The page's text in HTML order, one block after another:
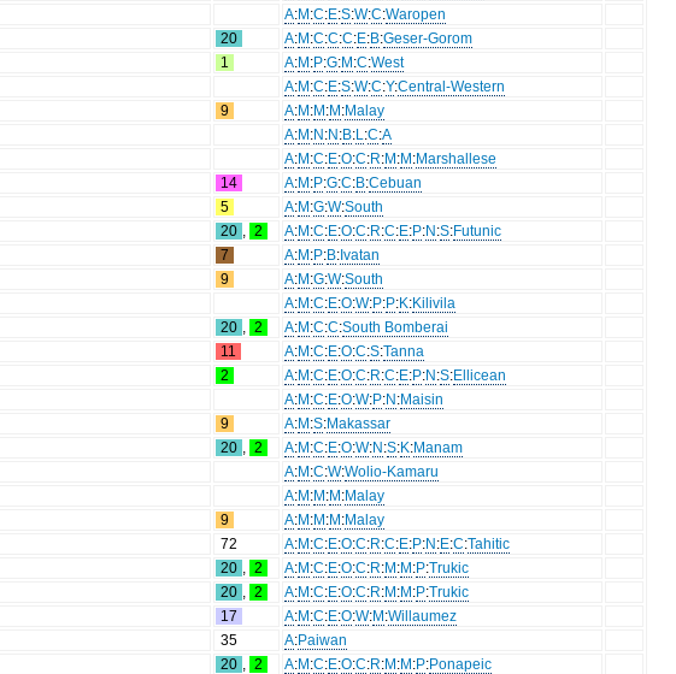
A:M:C:E:S:W:C:Waropen
20 A:M:C:C:C:E:B:Geser-Gorom
1 A:M:P:G:M:C:West
A:M:C:E:S:W:C:Y:Central-Western
9 A:M:M:M:Malay
A:M:N:N:B:L :C:A
A:M:C:E:O:C:R:M:M:Marshallese
14 A:M:P:G:C:B:Cebuan
5 A:M:G:W:South
20 2 A:M:C:E:O:C:R:C:E:P:N:S:Futunic
7 A:M:P:B:Ivatan
9 A:M:G:W:South
A:M:C:E:O:W:P:P:K:Kilivila
20 2 A:M:C:C:South Bomberai
11 A:M:C:E:O:C:S:Tanna
2 A:M:C:E:O:C:R:C:E:P:N:S:Ellicean
A:M:C:E:O:W:P:N:Maisin
9 A:M:S:Makassar
20 2 A:M:C:E:O:W:N:S:K:Manam
A:M:C:W:Wolio-Kamaru
A:M:M:M:Malay
9 A:M:M:M:Malay
72 A:M:C:E:O:C:R:C:E:P:N:E:C:Tahitic
20 2 A:M:C:E:O:C:R:M:M:P:Trukic
20 2 A:M:C:E:O:C:R:M:M:P:Trukic
17 A:M:C:E:O:W:M:Willaumez
35 A:Paiwan
20 2 A:M:C:E:O:C:R:M:M:P:Ponapeic